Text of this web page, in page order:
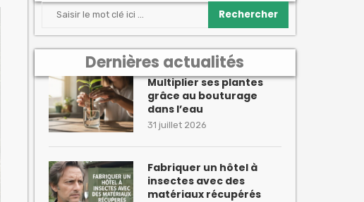
Rechercher
Dernières actualités
Multiplier ses plantes
grâce au bouturage
dans l’eau
31 juillet 2026
Fabriquer un hôtel à
insectes avec des
matériaux récupérés